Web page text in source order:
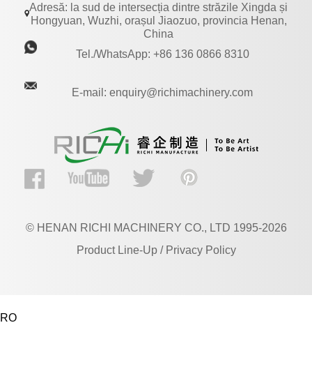
Adresă: la sud de intersecția dintre străzile Xingda și
Hongyuan, Wuzhi, orașul Jiaozuo, provincia Henan,
China
Tel./WhatsApp: +86 136 0866 8310
E-mail: enquiry@richimachinery.com
© HENAN RICHI MACHINERY CO., LTD 1995-2026
Product Line-Up / Privacy Policy
RO